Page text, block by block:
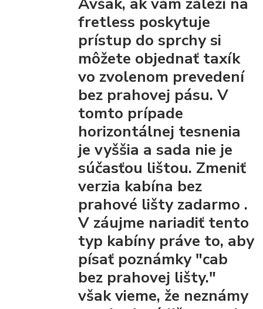
fretless poskytuje
prístup do sprchysi
môžete objednať taxík
vo zvolenom prevedení
bez prahovej pásu.V
tomto prípade
horizontálnej tesnenia
je vyššia a sada nie je
súčasťou lištou. Zmeniť
verzia kabína bez
prahové lištyzadarmo .
V záujme nariadiť tento
typ kabíny práve to, aby
písať poznámky "cab
bez prahovej lišty."
však vieme, že neznámy